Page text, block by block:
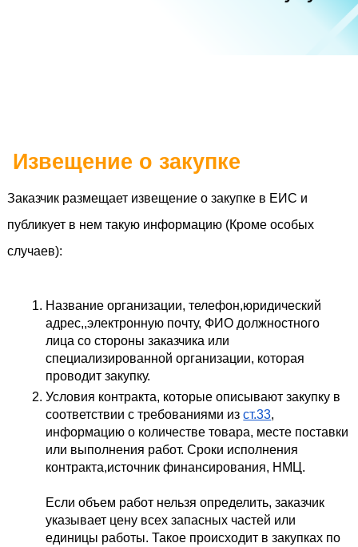
Извещение о закупке
Заказчик размещает извещение о закупке в ЕИС и
публикует в нем такую информацию (Кроме особых
случаев):
Название организации, телефон,юридический
адрес,,электронную почту, ФИО должностного
лица со стороны заказчика или
специализированной организации, которая
проводит закупку.
Условия контракта, которые описывают закупку в
соответствии с требованиями из ст.33,
информацию о количестве товара, месте поставки
или выполнения работ. Сроки исполнения
контракта,источник финансирования, НМЦ.
Если объем работ нельзя определить, заказчик
указывает цену всех запасных частей или
единицы работы. Такое происходит в закупках по